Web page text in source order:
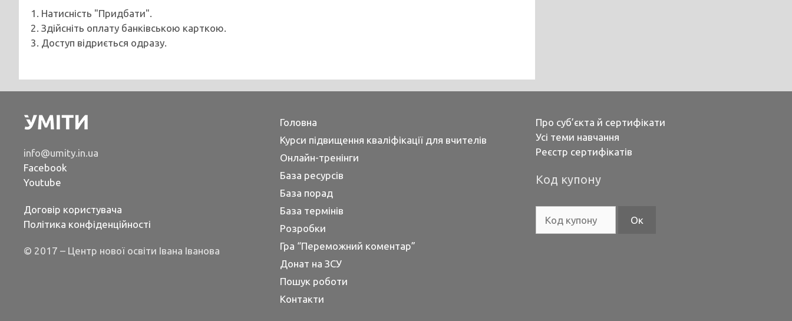
1. Натисність "Придбати".
2. Здійсніть оплату банківською карткою.
3. Доступ відриється одразу.
info@umity.in.ua
Facebook
Youtube
Договір користувача
Політика конфіденційності
© 2017 – Центр нової освіти Івана Іванова
Головна
Курси підвищення кваліфікації для вчителів
Онлайн-тренінги
База ресурсів
База порад
База термінів
Розробки
Гра “Переможний коментар”
Донат на ЗСУ
Пошук роботи
Контакти
Про суб’єкта й сертифікати
Усі теми навчання
Реєстр сертифікатів
Код купону